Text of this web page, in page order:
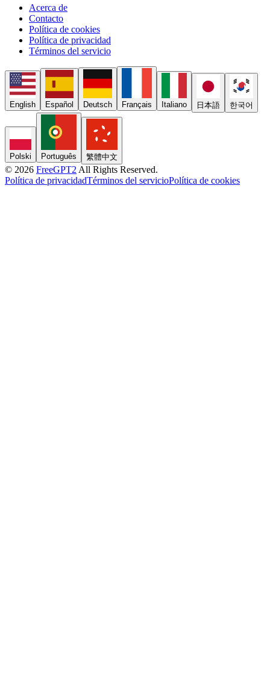
Acerca de
Contacto
Política de cookies
Política de privacidad
Términos del servicio
English Español Deutsch Français Italiano 日本語 한국어
Polski Português 繁體中文
© 2026 FreeGPT2 All Rights Reserved.
Política de privacidadTérminos del servicioPolítica de cookies